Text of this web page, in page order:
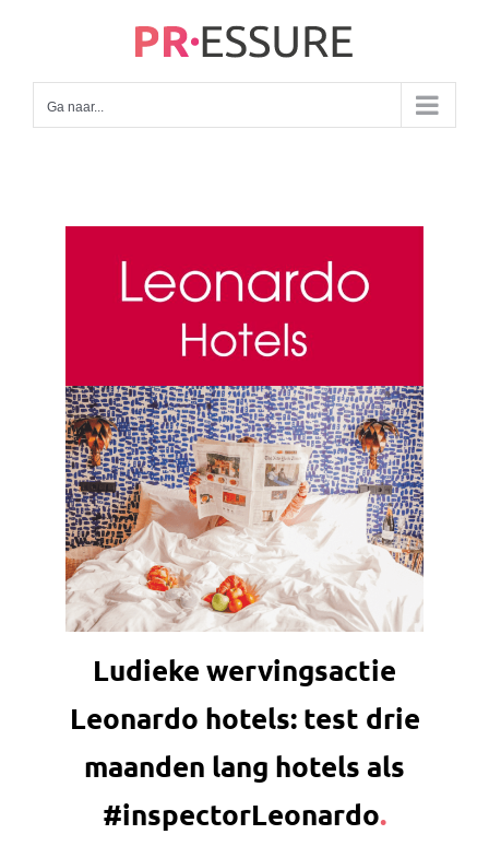
Ga naar...
Ludieke wervingsactie
Leonardo hotels: test drie
maanden lang hotels als
#inspectorLeonardo.